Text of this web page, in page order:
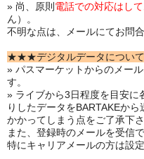
» 尚、原則 電話での対応はし
ん）。
不明な点は、メールにてお問
★★★デジタルデータについ
» パスマーケットからのメー
す。
» ライブから3日程度を目安に
りしたデータをBARTAKEか
かかってしまう点をご了承下さ
また、登録時のメールを受信
特にキャリアメールの方は設